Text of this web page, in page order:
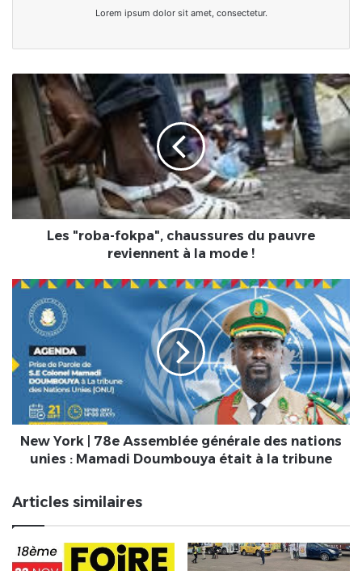
Lorem ipsum dolor sit amet, consectetur.
"roba-
fokpa",
chaussures
reviennent
à
Les "roba-fokpa", chaussures du pauvre
reviennent à la mode !
New
Assemblée
générale
nations
unies
Mamadi
à
la
New York | 78e Assemblée générale des nations
unies : Mamadi Doumbouya était à la tribune
Articles similaires